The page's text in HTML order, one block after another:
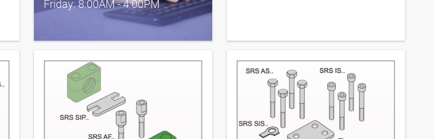
Friday: 8:00AM - 4:00PM